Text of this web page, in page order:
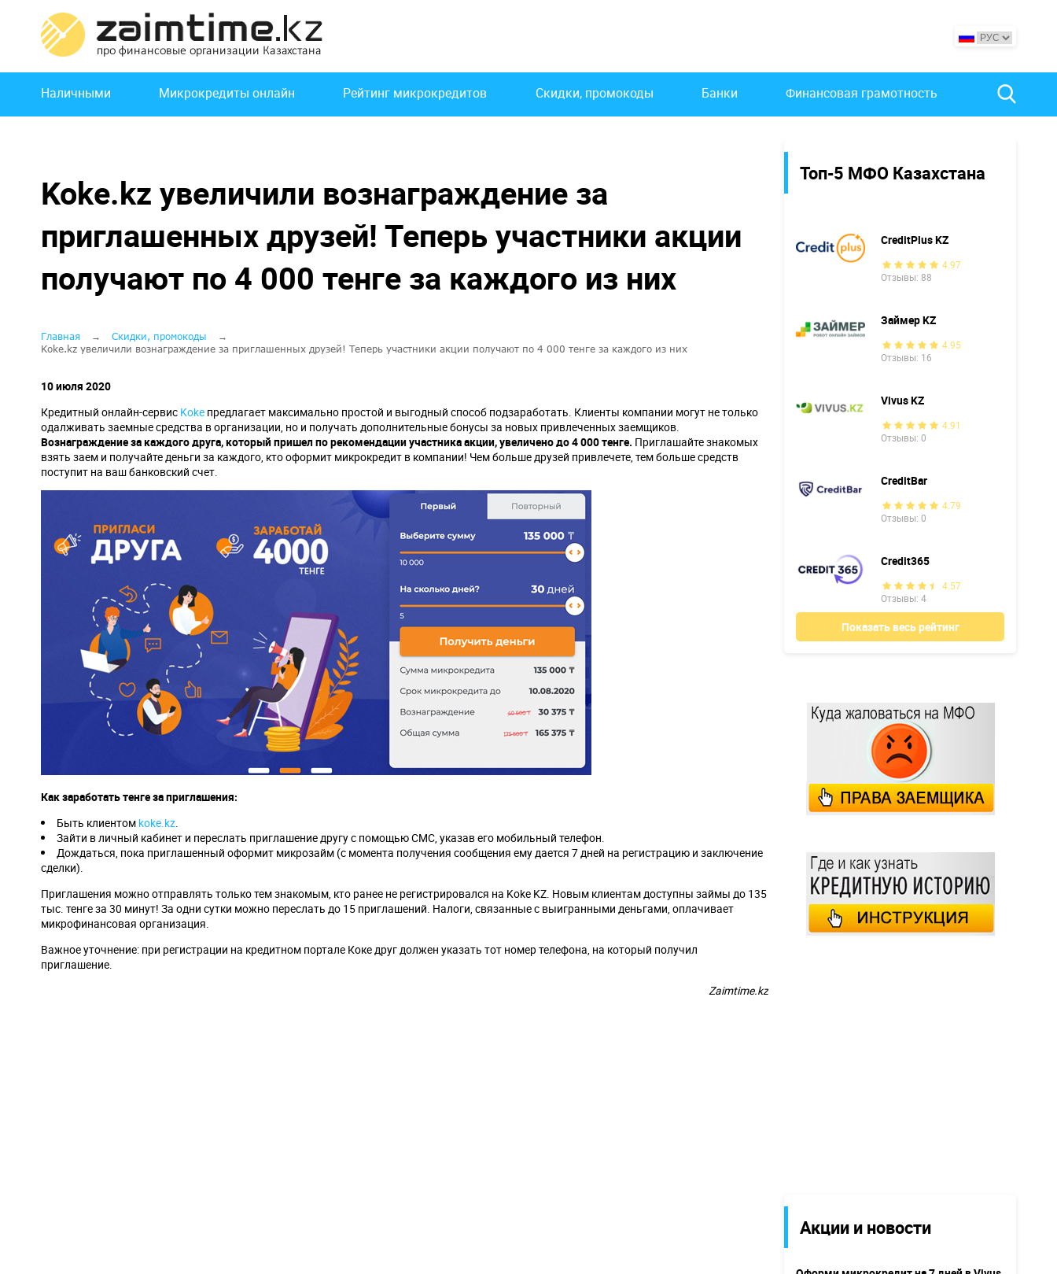
основному
содержанию
Основная
навигация
Наличными Микрокредиты онлайн Рейтинг микрокредитов Скидки, промокоды Банки Финансовая грамотность
Топ-5 МФО Казахстана
CreditPlus KZ
4.97
Отзывы: 88
Займер KZ
4.95
Отзывы: 16
Vivus KZ
4.91
Отзывы: 0
CreditBar
4.79
Отзывы: 0
Credit365
4.57
Отзывы: 4
Показать весь рейтинг
Акции и новости
Koke.kz увеличили вознаграждение за
приглашенных друзей! Теперь участники акции
получают по 4 000 тенге за каждого из них
Строка
навигации
Главная
Скидки, промокоды
Koke.kz увеличили вознаграждение за приглашенных друзей! Теперь участники акции получают по 4 000 тенге за каждого из них
10 июля 2020
Кредитный онлайн-сервис Koke предлагает максимально простой и выгодный способ подзаработать. Клиенты компании могут не только
одалживать заемные средства в организации, но и получать дополнительные бонусы за новых привлеченных заемщиков.
Вознаграждение за каждого друга, который пришел по рекомендации участника акции, увеличено до 4 000 тенге. Приглашайте знакомых
взять заем и получайте деньги за каждого, кто оформит микрокредит в компании! Чем больше друзей привлечете, тем больше средств
поступит на ваш банковский счет.
Как заработать тенге за приглашения:
Быть клиентом koke.kz.
Зайти в личный кабинет и переслать приглашение другу с помощью СМС, указав его мобильный телефон.
Дождаться, пока приглашенный оформит микрозайм (с момента получения сообщения ему дается 7 дней на регистрацию и заключение
сделки).
Приглашения можно отправлять только тем знакомым, кто ранее не регистрировался на Koke KZ. Новым клиентам доступны займы до 135
тыс. тенге за 30 минут! За одни сутки можно переслать до 15 приглашений. Налоги, связанные с выигранными деньгами, оплачивает
микрофинансовая организация.
Важное уточнение: при регистрации на кредитном портале Коке друг должен указать тот номер телефона, на который получил
приглашение.
Zaimtime.kz